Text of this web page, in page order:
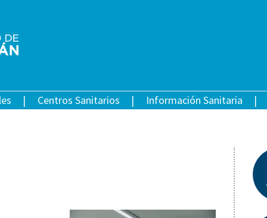
Centros Sanitarios Información Sanitaria